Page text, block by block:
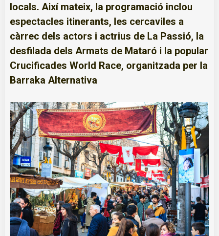
locals. Així mateix, la programació inclou
espectacles itinerants, les cercaviles a
càrrec dels actors i actrius de La Passió, la
desfilada dels Armats de Mataró i la popular
Crucificades World Race, organitzada per la
Barraka Alternativa